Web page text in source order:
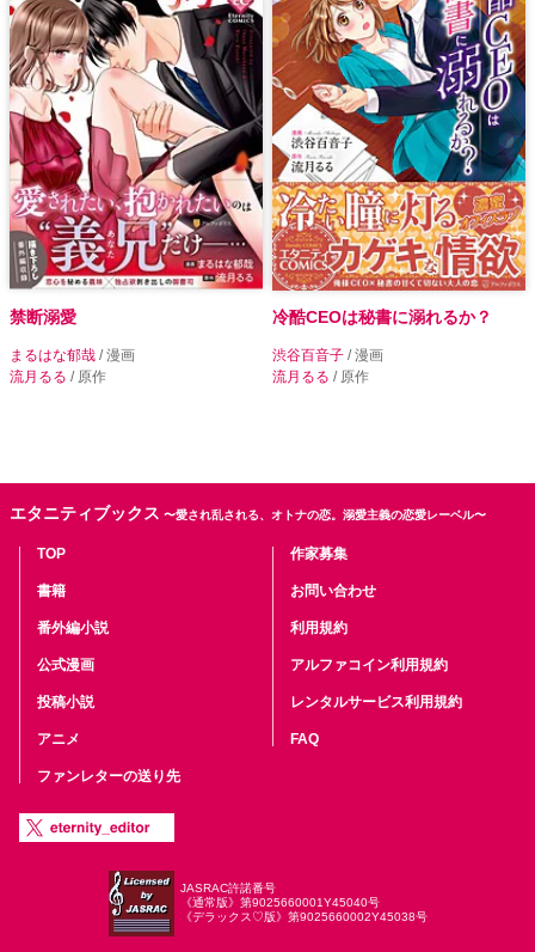
禁断溺愛
まるはな郁哉 / 漫画
流月るる / 原作
冷酷CEOは秘書に溺れるか？
渋谷百音子 / 漫画
流月るる / 原作
エタニティブックス 〜愛され乱される、オトナの恋。溺愛主義の恋愛レーベル〜
TOP
書籍
番外編小説
公式漫画
投稿小説
アニメ
ファンレターの送り先
作家募集
お問い合わせ
利用規約
アルファコイン利用規約
レンタルサービス利用規約
FAQ
JASRAC許諾番号
《通常版》第9025660001Y45040号
《デラックス♡版》第9025660002Y45038号